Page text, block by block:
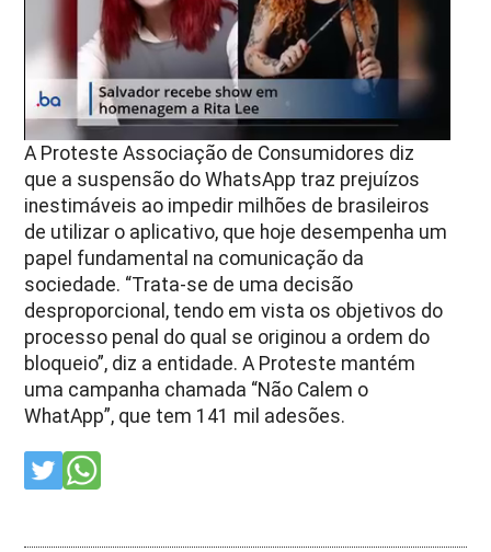
A Proteste Associação de Consumidores diz
que a suspensão do WhatsApp traz prejuízos
inestimáveis ao impedir milhões de brasileiros
de utilizar o aplicativo, que hoje desempenha um
papel fundamental na comunicação da
sociedade. “Trata-se de uma decisão
desproporcional, tendo em vista os objetivos do
processo penal do qual se originou a ordem do
bloqueio”, diz a entidade. A Proteste mantém
uma campanha chamada “Não Calem o
WhatApp”, que tem 141 mil adesões.